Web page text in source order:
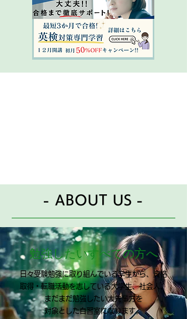
- ABOUT US -
勉強したいすべての方へ
日々受験勉強に取り組んでいる学生から、資格
取得・転職活動を志している大学生、社会人、
まだまだ勉強したい大先輩方を
対象とした自習室になります。